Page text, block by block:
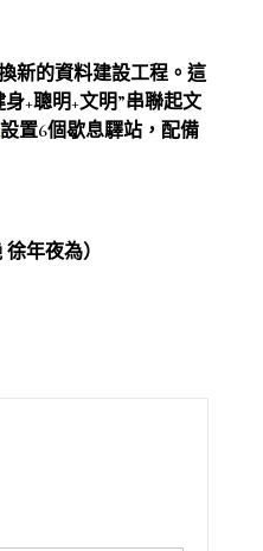
新的資料建設工程。這
+聰明+文明”串聯起文
設置6個歇息驛站，配備
年夜為）